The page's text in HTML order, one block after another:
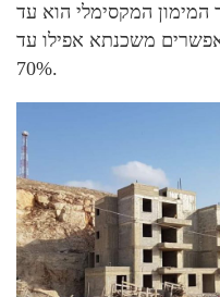
המקסימלי הוא עד
מאפשרים משכנתא אפילו עד
70%.